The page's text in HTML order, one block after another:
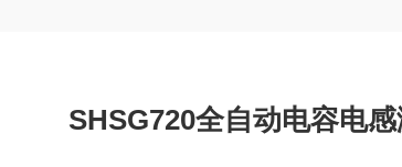
SHSG720全自动电容电